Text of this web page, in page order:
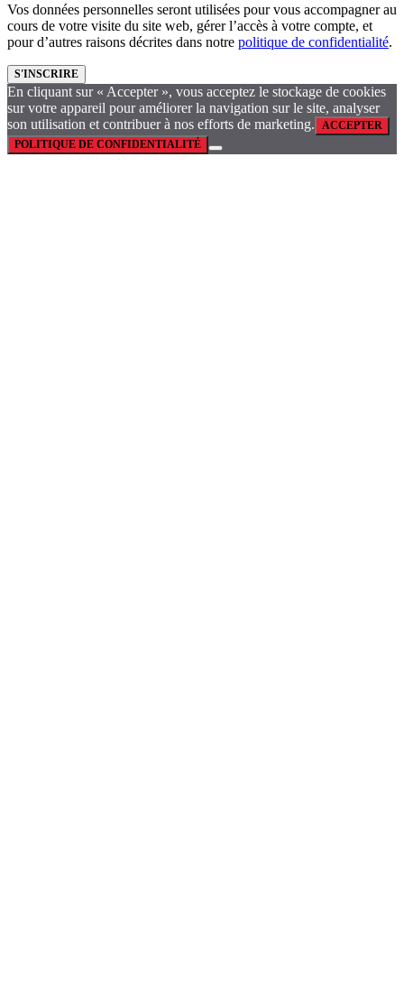
Vos données personnelles seront utilisées pour vous accompagner au
cours de votre visite du site web, gérer l’accès à votre compte, et
pour d’autres raisons décrites dans notre politique de confidentialité.
S'INSCRIRE
En cliquant sur « Accepter », vous acceptez le stockage de cookies
sur votre appareil pour améliorer la navigation sur le site, analyser
son utilisation et contribuer à nos efforts de marketing.
ACCEPTER
POLITIQUE DE CONFIDENTIALITÉ